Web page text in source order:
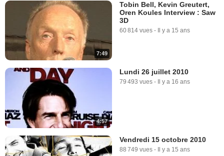
7:49
Tobin Bell, Kevin Greutert,
Oren Koules Interview : Saw
3D
60 814 vues - Il y a 15 ans
4:57
Lundi 26 juillet 2010
79 493 vues - Il y a 16 ans
Vendredi 15 octobre 2010
88 749 vues - Il y a 15 ans